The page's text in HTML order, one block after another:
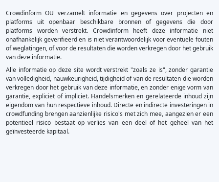
Crowdinform OU verzamelt informatie en gegevens over projecten en
platforms uit openbaar beschikbare bronnen of gegevens die door
platforms worden verstrekt. Crowdinform heeft deze informatie niet
onafhankelijk geverifieerd en is niet verantwoordelijk voor eventuele fouten
of weglatingen, of voor de resultaten die worden verkregen door het gebruik
van deze informatie.
Alle informatie op deze site wordt verstrekt "zoals ze is", zonder garantie
van volledigheid, nauwkeurigheid, tijdigheid of van de resultaten die worden
verkregen door het gebruik van deze informatie, en zonder enige vorm van
garantie, expliciet of impliciet. Handelsmerken en gerelateerde inhoud zijn
eigendom van hun respectieve inhoud. Directe en indirecte investeringen in
crowdfunding brengen aanzienlijke risico's met zich mee, aangezien er een
potentieel risico bestaat op verlies van een deel of het geheel van het
geïnvesteerde kapitaal.